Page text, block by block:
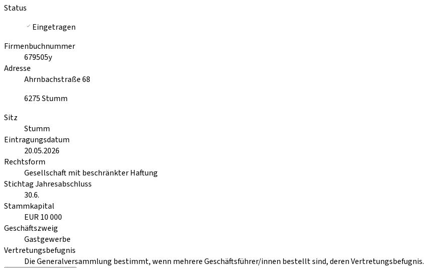
Status
Eingetragen
Firmenbuchnummer
679505y
Adresse
Ahrnbachstraße 68
6275Stumm
Sitz
Stumm
Eintragungsdatum
20.05.2026
Rechtsform
Gesellschaft mit beschränkter Haftung
Stichtag Jahresabschluss
30.6.
Stammkapital
EUR 10 000
Geschäftszweig
Gastgewerbe
Vertretungsbefugnis
Die Generalversammlung bestimmt, wenn mehrere Geschäftsführer/innen bestellt sind, deren Vertretungsbefugnis.